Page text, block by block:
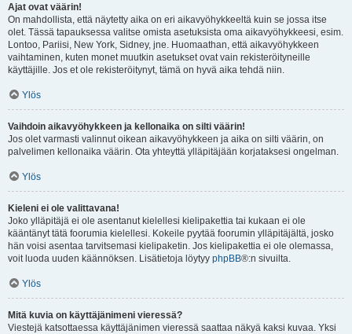
Ajat ovat väärin!
On mahdollista, että näytetty aika on eri aikavyöhykkeeltä kuin se jossa itse
olet. Tässä tapauksessa valitse omista asetuksista oma aikavyöhykkeesi, esim.
Lontoo, Pariisi, New York, Sidney, jne. Huomaathan, että aikavyöhykkeen
vaihtaminen, kuten monet muutkin asetukset ovat vain rekisteröityneille
käyttäjille. Jos et ole rekisteröitynyt, tämä on hyvä aika tehdä niin.
Ylös
Vaihdoin aikavyöhykkeen ja kellonaika on silti väärin!
Jos olet varmasti valinnut oikean aikavyöhykkeen ja aika on silti väärin, on
palvelimen kellonaika väärin. Ota yhteyttä ylläpitäjään korjataksesi ongelman.
Ylös
Kieleni ei ole valittavana!
Joko ylläpitäjä ei ole asentanut kielellesi kielipakettia tai kukaan ei ole
kääntänyt tätä foorumia kielellesi. Kokeile pyytää foorumin ylläpitäjältä, josko
hän voisi asentaa tarvitsemasi kielipaketin. Jos kielipakettia ei ole olemassa,
voit luoda uuden käännöksen. Lisätietoja löytyy phpBB®:n sivuilta.
Ylös
Mitä kuvia on käyttäjänimeni vieressä?
Viestejä katsottaessa käyttäjänimen vieressä saattaa näkyä kaksi kuvaa. Yksi